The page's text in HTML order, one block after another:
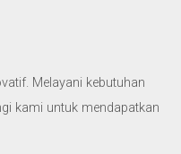
Melayani kebutuhan
kami untuk mendapatkan